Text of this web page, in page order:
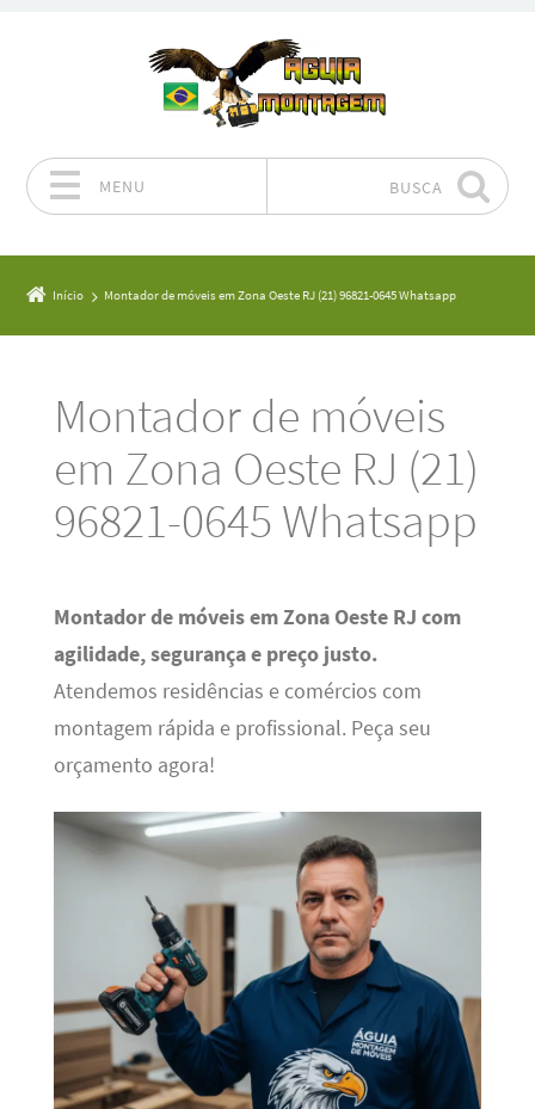
MENU BUSCA
Início Montador de móveis em Zona Oeste RJ (21) 96821-0645 Whatsapp
Montador de móveis
em Zona Oeste RJ (21)
96821-0645 Whatsapp
Montador de móveis em Zona Oeste RJ com
agilidade, segurança e preço justo.
Atendemos residências e comércios com
montagem rápida e profissional. Peça seu
orçamento agora!